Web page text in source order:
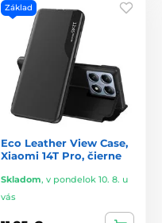
Základ
Eco Leather View Case,
Xiaomi 14T Pro, čierne
Skladom, v pondelok 10. 8. u
vás